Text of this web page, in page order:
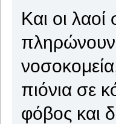
Και οι
πληρώνουν
πιόνια σε
φόβος και